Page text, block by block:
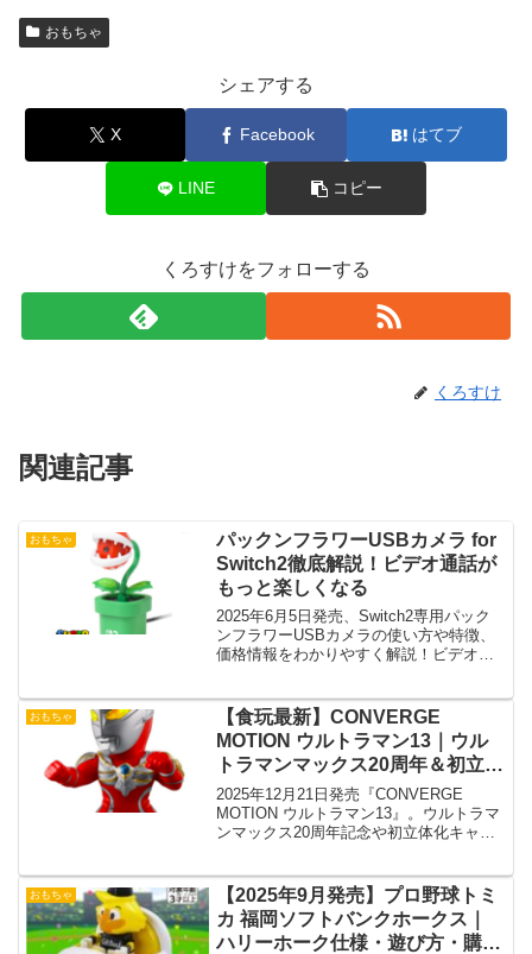
おもちゃ
シェアする
X Facebook はてブ
LINE コピー
くろすけをフォローする
くろすけ
関連記事
おもちゃ
パックンフラワーUSBカメラ for
Switch2徹底解説！ビデオ通話が
もっと楽しくなる
2025年6月5日発売、Switch2専用パック
ンフラワーUSBカメラの使い方や特徴、
価格情報をわかりやすく解説！ビデオ通
おもちゃ
【食玩最新】CONVERGE
MOTION ウルトラマン13｜ウル
トラマンマックス20周年＆初立体
化キャラ収録！
2025年12月21日発売『CONVERGE
MOTION ウルトラマン13』。ウルトラマ
ンマックス20周年記念や初立体化キャラ
おもちゃ
【2025年9月発売】プロ野球トミ
カ 福岡ソフトバンクホークス｜
ハリーホーク仕様・遊び方・購入